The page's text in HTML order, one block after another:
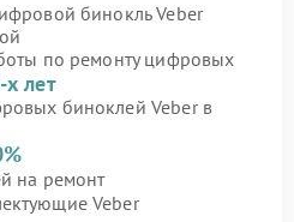
бинокль Veber
по ремонту цифровых
лет
биноклей Veber в
на ремонт
Veber